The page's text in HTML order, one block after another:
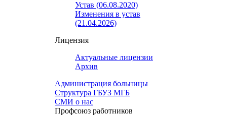
Устав (06.08.2020)
Изменения в устав
(21.04.2026)
Лицензия
Актуальные лицензии
Архив
Администрация больницы
Структура ГБУЗ МГБ
СМИ о нас
Профсоюз работников